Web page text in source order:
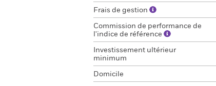
Frais de gestion
Commission de performance de
l'indice de référence
Investissement ultérieur
minimum
Domicile